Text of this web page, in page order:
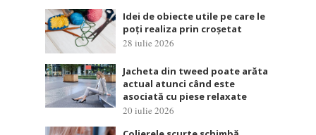
Idei de obiecte utile pe care le
poți realiza prin croșetat
28 iulie 2026
Jacheta din tweed poate arăta
actual atunci când este
asociată cu piese relaxate
20 iulie 2026